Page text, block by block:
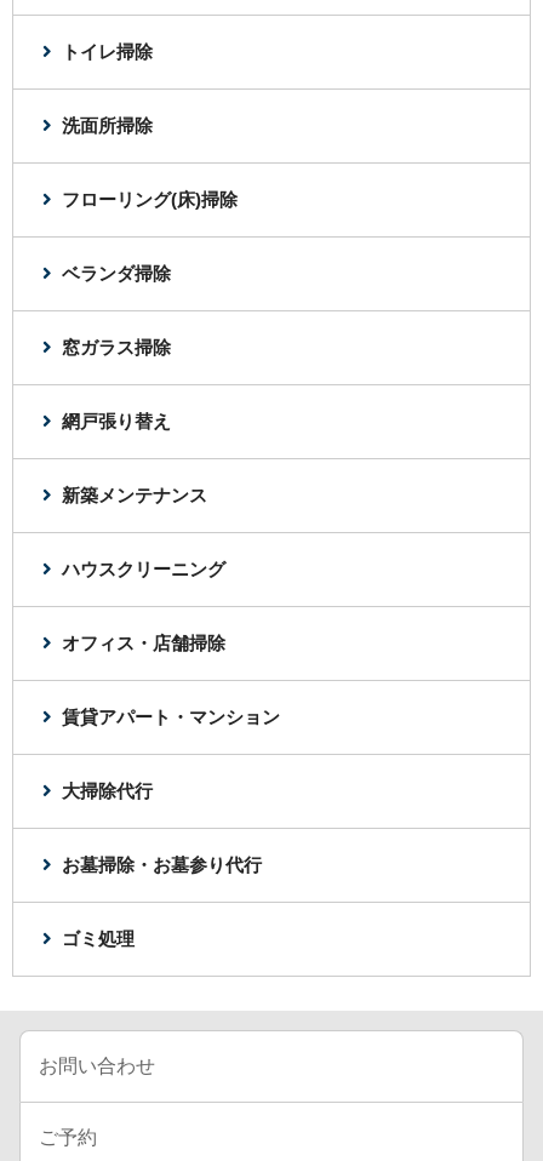
トイレ掃除
洗面所掃除
フローリング(床)掃除
ベランダ掃除
窓ガラス掃除
網戸張り替え
新築メンテナンス
ハウスクリーニング
オフィス・店舗掃除
賃貸アパート・マンション
大掃除代行
お墓掃除・お墓参り代行
ゴミ処理
お問い合わせ
ご予約